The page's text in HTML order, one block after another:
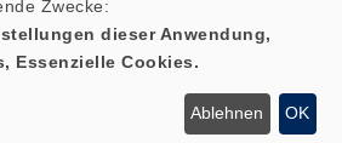
Zwecke:
dieser Anwendung,
Essenzielle Cookies.
Ablehnen OK